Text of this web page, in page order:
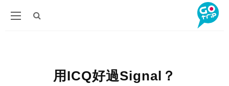
用ICQ好過Signal？